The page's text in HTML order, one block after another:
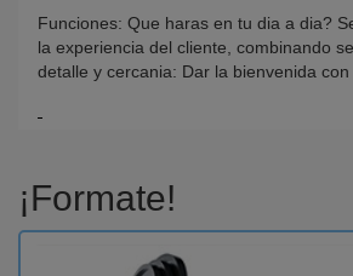
Funciones: Que haras en tu dia a dia?
la experiencia del cliente, combinando
detalle y cercania: Dar la bienvenida con
¡Formate!